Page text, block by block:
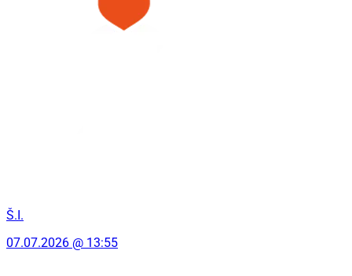
Š.I.
07.07.2026 @ 13:55